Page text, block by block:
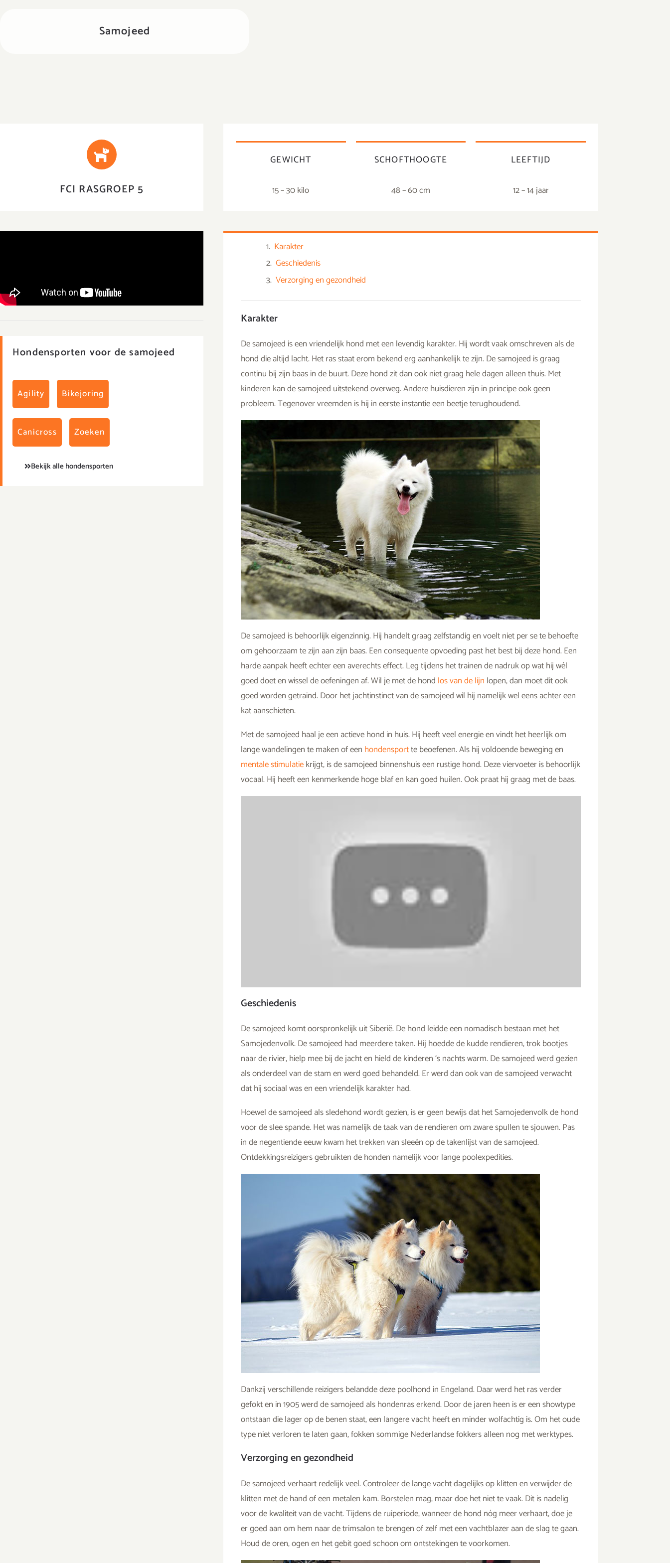
Samojeed
FCI RASGROEP 5
SPITSEN EN OERTYPEN GEWICHT
15 – 30 kilo
SCHOFTHOOGTE
48 – 60 cm
LEEFTIJD
12 – 14 jaar
Hondensporten voor de samojeed
Agility Bikejoring
Canicross Zoeken
Bekijk alle hondensporten
Karakter
Geschiedenis
Verzorging en gezondheid
Karakter
De samojeed is een vriendelijk hond met een levendig karakter. Hij wordt vaak omschreven als de
hond die altijd lacht. Het ras staat erom bekend erg aanhankelijk te zijn. De samojeed is graag
continu bij zijn baas in de buurt. Deze hond zit dan ook niet graag hele dagen alleen thuis. Met
kinderen kan de samojeed uitstekend overweg. Andere huisdieren zijn in principe ook geen
probleem. Tegenover vreemden is hij in eerste instantie een beetje terughoudend.
De samojeed is behoorlijk eigenzinnig. Hij handelt graag zelfstandig en voelt niet per se te behoefte
om gehoorzaam te zijn aan zijn baas. Een consequente opvoeding past het best bij deze hond. Een
harde aanpak heeft echter een averechts effect. Leg tijdens het trainen de nadruk op wat hij wél
goed doet en wissel de oefeningen af. Wil je met de hond los van de lijn lopen, dan moet dit ook
goed worden getraind. Door het jachtinstinct van de samojeed wil hij namelijk wel eens achter een
kat aanschieten.
Met de samojeed haal je een actieve hond in huis. Hij heeft veel energie en vindt het heerlijk om
lange wandelingen te maken of een hondensportte beoefenen. Als hij voldoende beweging en
mentale stimulatiekrijgt, is de samojeed binnenshuis een rustige hond. Deze viervoeter is behoorlijk
vocaal. Hij heeft een kenmerkende hoge blaf en kan goed huilen. Ook praat hij graag met de baas.
Geschiedenis
De samojeed komt oorspronkelijk uit Siberië. De hond leidde een nomadisch bestaan met het
Samojedenvolk. De samojeed had meerdere taken. Hij hoedde de kudde rendieren, trok bootjes
naar de rivier, hielp mee bij de jacht en hield de kinderen ‘s nachts warm. De samojeed werd gezien
als onderdeel van de stam en werd goed behandeld. Er werd dan ook van de samojeed verwacht
dat hij sociaal was en een vriendelijk karakter had.
Hoewel de samojeed als sledehond wordt gezien, is er geen bewijs dat het Samojedenvolk de hond
voor de slee spande. Het was namelijk de taak van de rendieren om zware spullen te sjouwen. Pas
in de negentiende eeuw kwam het trekken van sleeën op de takenlijst van de samojeed.
Ontdekkingsreizigers gebruikten de honden namelijk voor lange poolexpedities.
Dankzij verschillende reizigers belandde deze poolhond in Engeland. Daar werd het ras verder
gefokt en in 1905 werd de samojeed als hondenras erkend. Door de jaren heen is er een showtype
ontstaan die lager op de benen staat, een langere vacht heeft en minder wolfachtig is. Om het oude
type niet verloren te laten gaan, fokken sommige Nederlandse fokkers alleen nog met werktypes.
Verzorging en gezondheid
De samojeed verhaart redelijk veel. Controleer de lange vacht dagelijks op klitten en verwijder de
klitten met de hand of een metalen kam. Borstelen mag, maar doe het niet te vaak. Dit is nadelig
voor de kwaliteit van de vacht. Tijdens de ruiperiode, wanneer de hond nóg meer verhaart, doe je
er goed aan om hem naar de trimsalon te brengen of zelf met een vachtblazer aan de slag te gaan.
Houd de oren, ogen en het gebit goed schoon om ontstekingen te voorkomen.